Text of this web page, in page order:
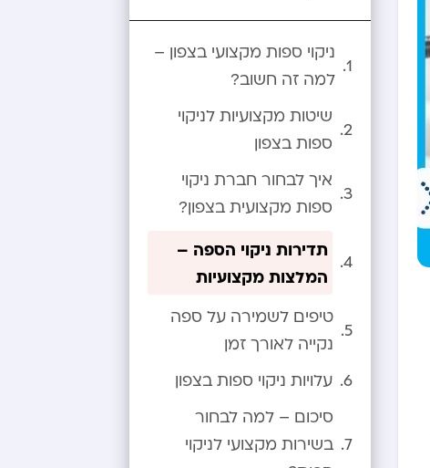
ניקוי ספות מקצועי בצפון –
למה זה חשוב?
שיטות מקצועיות לניקוי
ספות בצפון
איך לבחור חברת ניקוי
ספות מקצועית בצפון?
תדירות ניקוי הספה –
המלצות מקצועיות
טיפים לשמירה על ספה
נקייה לאורך זמן
עלויות ניקוי ספות בצפון
סיכום – למה לבחור
בשירות מקצועי לניקוי